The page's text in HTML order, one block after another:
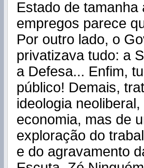
Estado de
empregos parece
Por outro lado, o
privatizava tudo: a
a Defesa... Enfim,
público! Demais,
ideologia
economia, mas de
exploração do
e do agravamento